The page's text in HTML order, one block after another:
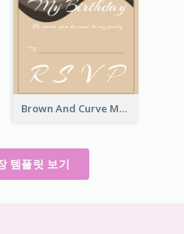
Brown And Curve My Birthday Celebration Invitation
템플릿 보기